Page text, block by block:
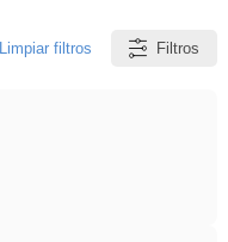
Limpiar filtros Filtros